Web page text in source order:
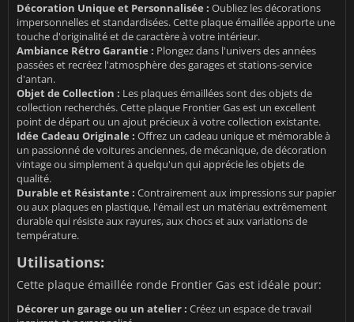
Décoration Unique et Personnalisée : Oubliez les décorations
impersonnelles et standardisées. Cette plaque émaillée apporte une
touche d'originalité et de caractère à votre intérieur.
Ambiance Rétro Garantie : Plongez dans l'univers des années
passées et recréez l'atmosphère des garages et stations-service
d'antan.
Objet de Collection : Les plaques émaillées sont des objets de
collection recherchés. Cette plaque Frontier Gas est un excellent
point de départ ou un ajout précieux à votre collection existante.
Idée Cadeau Originale : Offrez un cadeau unique et mémorable à
un passionné de voitures anciennes, de mécanique, de décoration
vintage ou simplement à quelqu'un qui apprécie les objets de
qualité.
Durable et Résistante : Contrairement aux impressions sur papier
ou aux plaques en plastique, l'émail est un matériau extrêmement
durable qui résiste aux rayures, aux chocs et aux variations de
température.
Utilisations:
Cette plaque émaillée ronde Frontier Gas est idéale pour:
Décorer un garage ou un atelier : Créez un espace de travail